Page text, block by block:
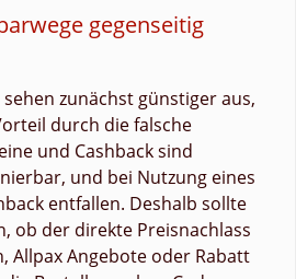
gegenseitig
zunächst günstiger aus,
durch die falsche
und Cashback sind
und bei Nutzung eines
entfallen. Deshalb sollte
ob der direkte Preisnachlass
Allpax Angebote oder Rabatt